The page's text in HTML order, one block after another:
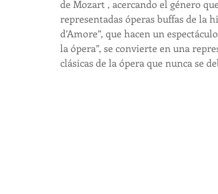
de Mozart , acercando el género
representadas óperas buffas de la
d’Amore”, que hacen un
la ópera”, se convierte en una
clásicas de la ópera que nunca se